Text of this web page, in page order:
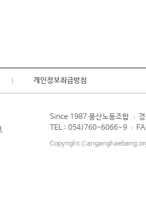
개인정보취급방침
Since 1987 풍산노동조합
TEL : 054)760-6066~9
Copyright